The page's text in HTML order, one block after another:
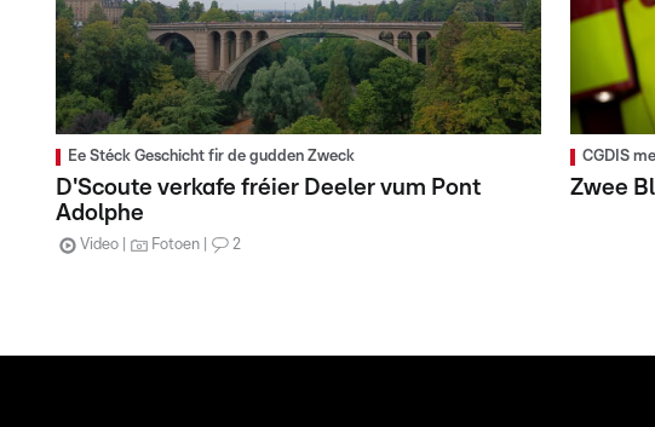
Ee Stéck Geschicht fir de gudden Zweck
D'Scoute verkafe fréier Deeler vum Pont
Adolphe
Video Fotoen 2
CGDIS
Zwee